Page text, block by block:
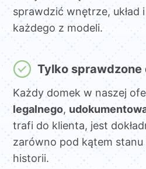
sprawdzić wnętrze, układ
każdego z modeli.
Tylko sprawdzone
Każdy domek w naszej
legalnego,
trafi do klienta, jest
zarówno pod kątem
historii.